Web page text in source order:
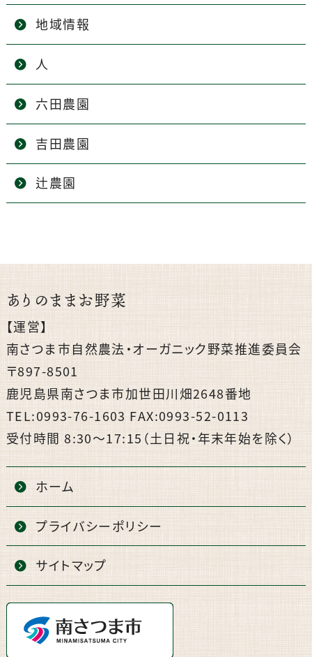
地域情報
人
六田農園
吉田農園
辻農園
ありのままお野菜
【運営】
南さつま市自然農法・オーガニック野菜推進委員会
〒897-8501
鹿児島県南さつま市加世田川畑2648番地
TEL:0993-76-1603 FAX:0993-52-0113
受付時間 8:30〜17:15（土日祝・年末年始を除く）
ホーム
プライバシーポリシー
サイトマップ